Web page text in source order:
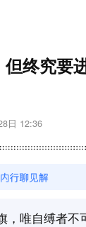
终究要
日 12:36
唯自缚者不